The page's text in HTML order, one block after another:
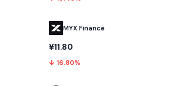
MYX Finance
¥11.80
↓ 16.80%